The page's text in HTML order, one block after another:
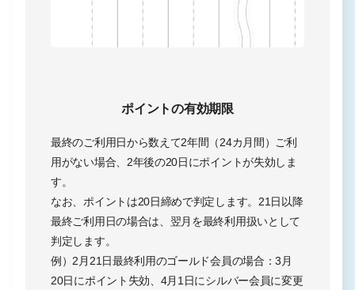
ポイントの有効期限
最終のご利用日から数えて2年間（24カ月間）ご利
用がない場合、2年後の20日にポイントが失効しま
す。
なお、ポイントは20日締めで判定します。21日以降
最終ご利用日の場合は、翌月を最終利用扱いとして
判定します。
例）2月21日最終利用のゴールド会員の場合：3月
20日にポイント失効、4月1日にシルバー会員に変更